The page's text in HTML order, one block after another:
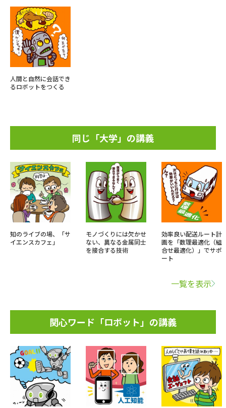
人間と自然に会話でき
るロボットをつくる
同じ「大学」の講義
知のライブの場、「サ
イエンスカフェ」
モノづくりには欠かせ
ない、異なる金属同士
を接合する技術
効率良い配送ルート計
画を「数理最適化（組
合せ最適化）」でサポ
ート
一覧を表示
関心ワード「ロボット」の講義